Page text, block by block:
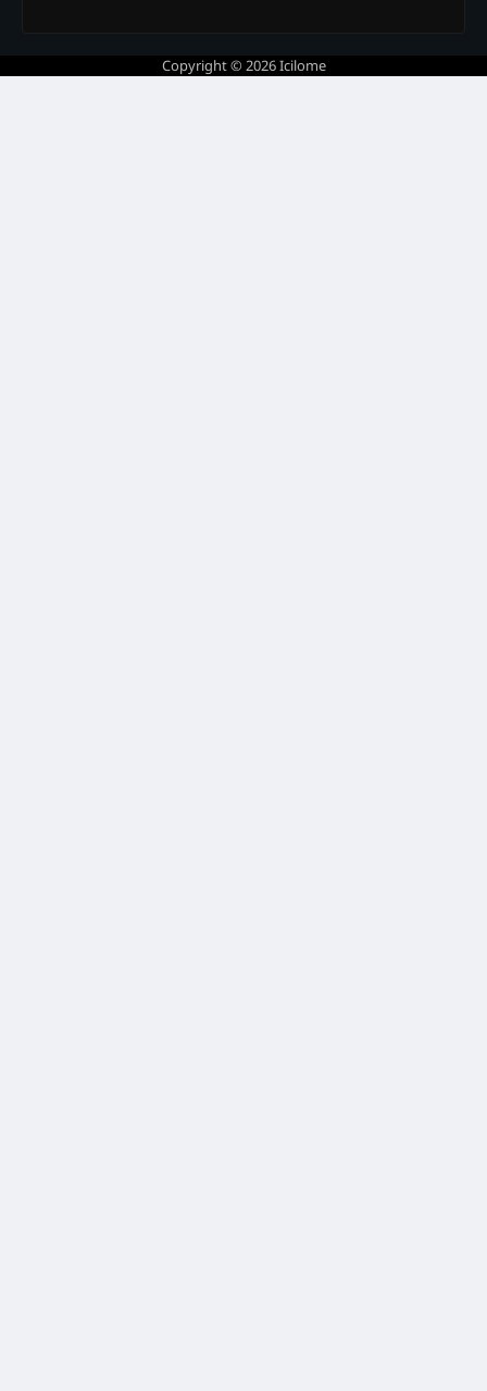
Copyright © 2026Icilome